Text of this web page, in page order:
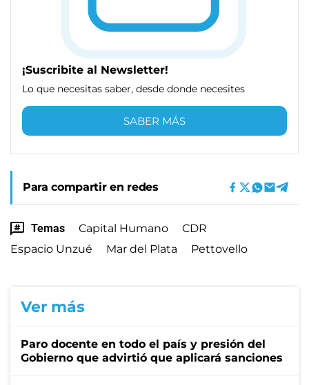
¡Suscribite al Newsletter!
Lo que necesitas saber, desde donde necesites
SABER MÁS
Para compartir en redes
Temas Capital Humano
CDR
Espacio Unzué
Mar del Plata Pettovello
Ver más
Paro docente en todo el país y presión del
Gobierno que advirtió que aplicará sanciones